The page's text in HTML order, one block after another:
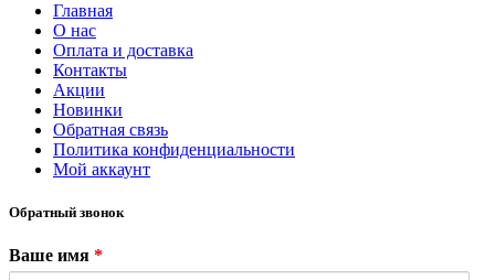
Главная
О нас
Оплата и доставка
Контакты
Акции
Новинки
Обратная связь
Политика конфиденциальности
Мой аккаунт
Обратный звонок
Ваше имя *